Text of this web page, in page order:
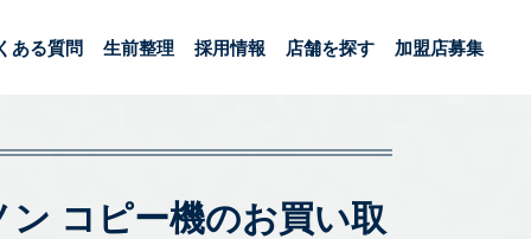
ある質問 生前整理 採用情報 店舗を探す 加盟店募集
コピー機のお買い取